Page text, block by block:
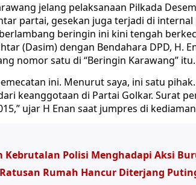
jelang pelaksanaan Pilkada
partai, gesekan juga terjadi di
beringin ini kini tengah
(Dasim) dengan Bendahara DPD, H.
nomor satu di “Beringin Karawang” itu.
ini. Menurut saya, ini satu
keanggotaan di Partai Golkar. Surat
ujar H Enan saat jumpres di
Kebrutalan Polisi Menghadapi Aksi
Rumah Hancur Diterjang